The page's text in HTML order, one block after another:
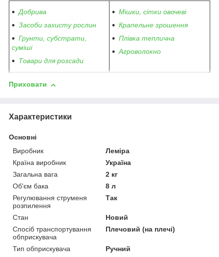
Добрива
Засоби захисту рослин
Грунти, субстрати,
суміші
Товари для розсади
Мішки, сітки овочеві
Крапельне зрошення
Плівка теплична
Агроволокно
Приховати
Характеристики
Основні
Виробник
Леміра
Країна виробник
Україна
Загальна вага
2 кг
Об'єм бака
8 л
Регулювання струменя
розпилення
Так
Стан
Новий
Спосіб транспортування
обприскувача
Плечовий (на плечі)
Тип обприскувача
Ручний